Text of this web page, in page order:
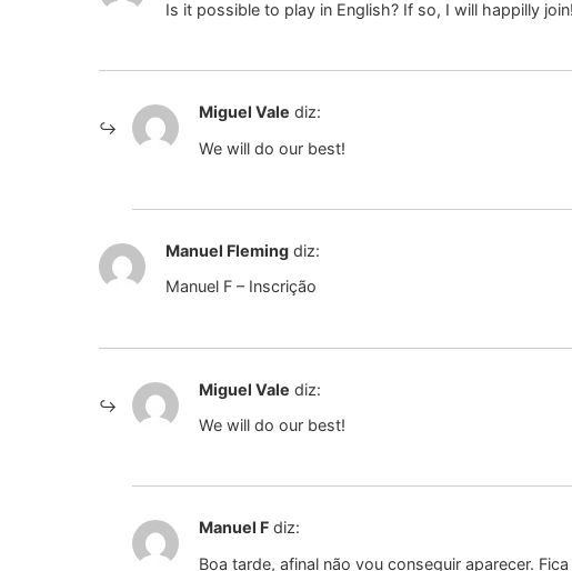
Is it possible to play in English? If so, I will happilly join!
Miguel Vale diz:
We will do our best!
Manuel Fleming diz:
Manuel F – Inscrição
Miguel Vale diz:
We will do our best!
Manuel F diz:
Boa tarde, afinal não vou conseguir aparecer.